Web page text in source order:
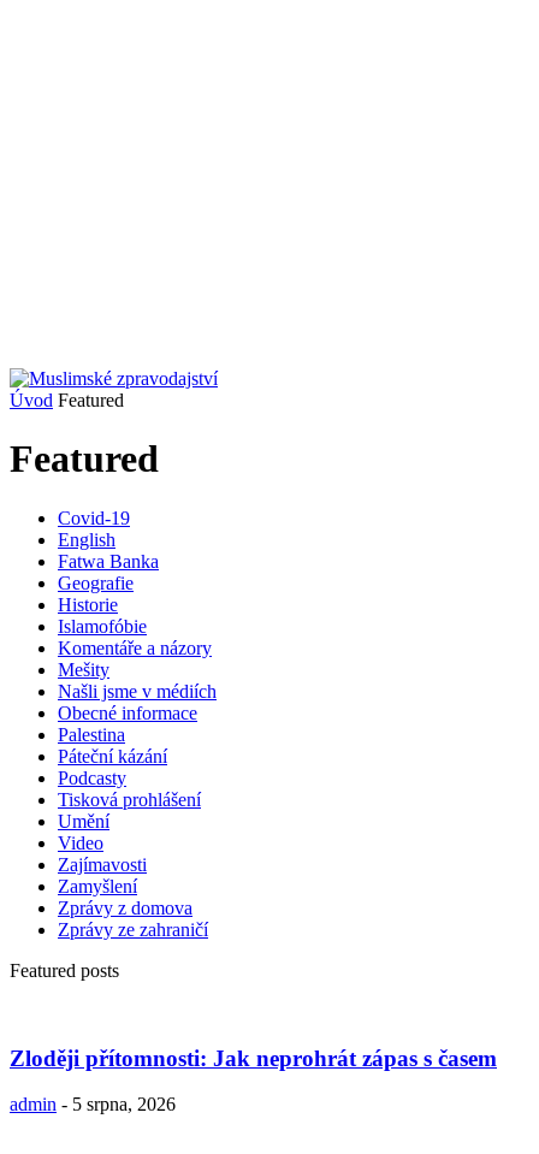
Úvod Featured
Featured
Covid-19
English
Fatwa Banka
Geografie
Historie
Islamofóbie
Komentáře a názory
Mešity
Našli jsme v médiích
Obecné informace
Palestina
Páteční kázání
Podcasty
Tisková prohlášení
Umění
Video
Zajímavosti
Zamyšlení
Zprávy z domova
Zprávy ze zahraničí
Featured posts
Zloději přítomnosti: Jak neprohrát zápas s časem
admin - 5 srpna, 2026